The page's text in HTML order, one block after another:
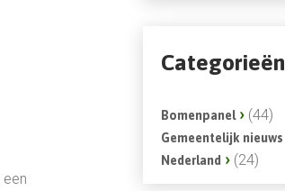
Categorieën
Bomenpanel (44)
Gemeentelijk nieuws
Nederland (24)